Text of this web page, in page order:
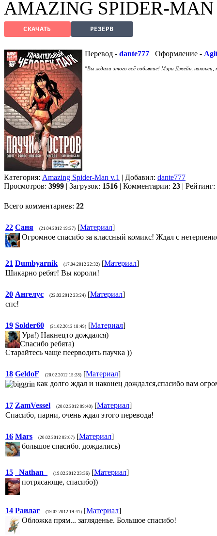
AMAZING SPIDER-MAN
СКАЧАТЬ РЕЗЕРВ
Перевод - dante777 Оформление -
"Вы ждали этого всё событие! Мэри Джейн, наконец,
Категория: Amazing Spider-Man v.1 | Добавил: dante777
Просмотров: 3999 | Загрузок: 1516 | Комментарии: 23 | Рейтинг:
Всего комментариев: 22
22 Саня (21.04.2012 19:27) [Материал]
Огромное спасибо за классный комикс! Ждал с
21 Dumbyarnik (17.04.2012 22:32) [Материал]
Шикарно ребят! Вы короли!
20 Ангелус (22.02.2012 23:24) [Материал]
спс!
19 Solder60 (21.02.2012 18:49) [Материал]
Ура!) Накнецто дождался)
Спасибо ребята)
Старайтесь чаще пеерводить паучка ))
18 GeldoF (20.02.2012 15:28) [Материал]
как долго ждал и наконец дождался,спасибо вам
17 ZamVessel (20.02.2012 09:40) [Материал]
Спасибо, парни, очень ждал этого перевода!
16 Mars (20.02.2012 02:07) [Материал]
большое спасибо. дождались)
15 _Nathan_ (19.02.2012 23:36) [Материал]
потрясающе, спасибо))
14 Раилаг (19.02.2012 19:41) [Материал]
Обложка прям... загляденье. Большое спасибо!